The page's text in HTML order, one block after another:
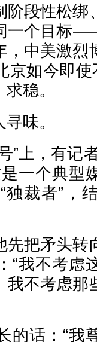
阶段性松绑
一个目标
，中美激烈
如今即使
稳。
味。
”上，有记
一个典型
裁者”，
先把矛头转
“我不考虑
我不考虑那
的话：“我